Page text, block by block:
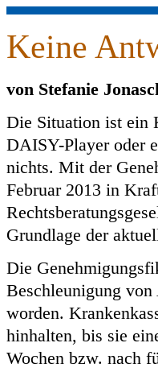
Keine
von Stefanie
Die Situation ist ein
DAISY-Player oder
nichts. Mit der
Februar 2013 in
Grundlage der
Die
Beschleunigung von
worden.
hinhalten, bis sie
Wochen bzw. nach